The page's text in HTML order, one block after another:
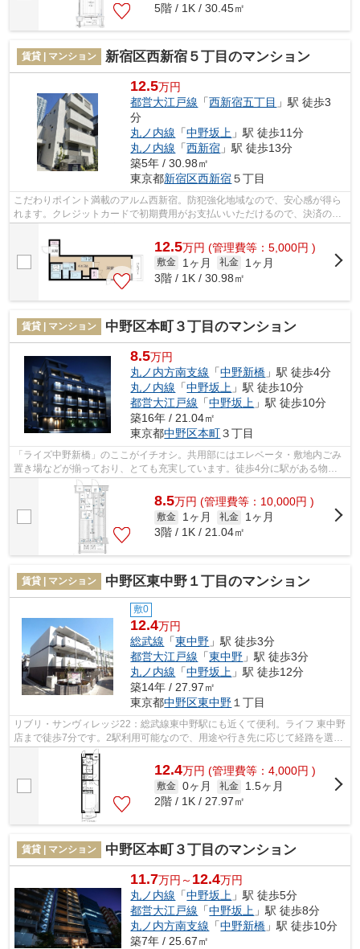
5階 / 1K / 30.45㎡
賃貸 | マンション 新宿区西新宿５丁目のマンション
12.5万円
都営大江戸線 「西新宿五丁目 」駅 徒歩3
分
丸ノ内線 「中野坂上 」駅 徒歩11分
丸ノ内線 「西新宿 」駅 徒歩13分
築5年 / 30.98㎡
東京都新宿区西新宿５丁目
こだわりポイント満載のアルム西新宿。防犯強化地域なので、安心感が得ら
れます。クレジットカードで初期費用がお支払いいただけるので、決済の手
12.5万円 (管理費等：5,000円 )
敷金 1ヶ月 礼金
1ヶ月
3階 / 1K / 30.98㎡
賃貸 | マンション 中野区本町３丁目のマンション
8.5万円
丸ノ内方南支線 「中野新橋 」駅 徒歩4分
丸ノ内線 「中野坂上 」駅 徒歩10分
都営大江戸線 「中野坂上 」駅 徒歩10分
築16年 / 21.04㎡
東京都中野区本町３丁目
「ライズ中野新橋」のここがイチオシ。共用部にはエレベータ・敷地内ごみ
置き場などが揃っており、とても充実しています。徒歩4分に駅がある物件
です。こちらの物件はマンションです。...
8.5万円 (管理費等：10,000円 )
敷金 1ヶ月 礼金
1ヶ月
3階 / 1K / 21.04㎡
賃貸 | マンション 中野区東中野１丁目のマンション
敷0
12.4万円
総武線 「東中野 」駅 徒歩3分
都営大江戸線 「東中野 」駅 徒歩3分
丸ノ内線 「中野坂上 」駅 徒歩12分
築14年 / 27.97㎡
東京都中野区東中野 １丁目
リブリ・サンヴィレッジ22：総武線東中野駅にも近くて便利。ライフ 東中野
店まで徒歩7分です。2駅利用可能なので、用途や行き先に応じて経路を選択
できます。こだわり派の方も満足度の...
12.4万円 (管理費等：4,000円 )
敷金 0ヶ月 礼金
1.5ヶ月
2階 / 1K / 27.97㎡
賃貸 | マンション 中野区本町３丁目のマンション
11.7万円～ 12.4万円
丸ノ内線 「中野坂上 」駅 徒歩5分
都営大江戸線 「中野坂上 」駅 徒歩8分
丸ノ内方南支線 「中野新橋 」駅 徒歩10分
築7年 / 25.67㎡